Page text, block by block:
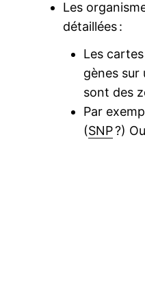
Les
détaillées :
Les
gènes sur
sont des
Par
(SNP?)